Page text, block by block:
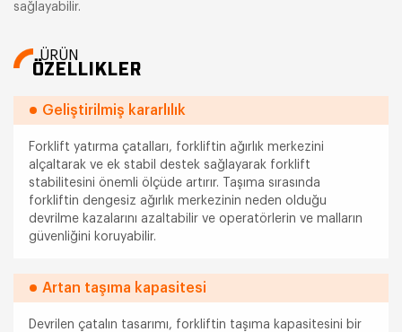
sağlayabilir.
ÜRÜN
ÖZELLIKLER
Geliştirilmiş kararlılık
Forklift yatırma çatalları, forkliftin ağırlık merkezini
alçaltarak ve ek stabil destek sağlayarak forklift
stabilitesini önemli ölçüde artırır. Taşıma sırasında
forkliftin dengesiz ağırlık merkezinin neden olduğu
devrilme kazalarını azaltabilir ve operatörlerin ve malların
güvenliğini koruyabilir.
Artan taşıma kapasitesi
Devrilen çatalın tasarımı, forkliftin taşıma kapasitesini bir